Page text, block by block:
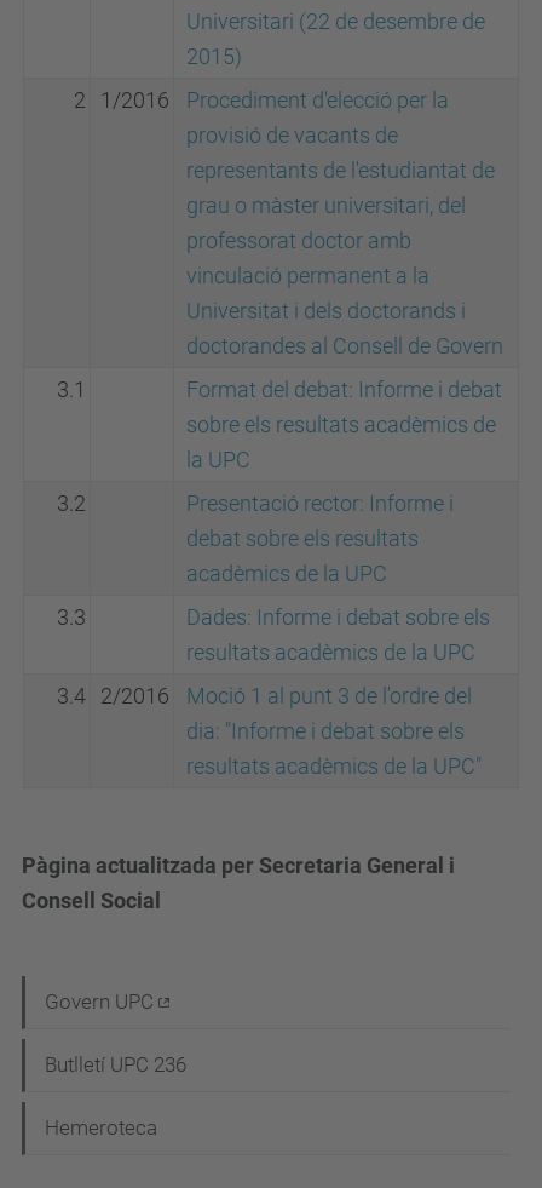
Universitari (22 de desembre de
2015)
2
1/2016
Procediment d'elecció per la
provisió de vacants de
representants de l'estudiantat de
grau o màster universitari, del
professorat doctor amb
vinculació permanent a la
Universitat i dels doctorands i
doctorandes al Consell de Govern
3.1
Format del debat: Informe i debat
sobre els resultats acadèmics de
la UPC
3.2
Presentació rector: Informe i
debat sobre els resultats
acadèmics de la UPC
3.3
Dades: Informe i debat sobre els
resultats acadèmics de la UPC
3.4
2/2016
Moció 1 al punt 3 de l'ordre del
dia: "Informe i debat sobre els
resultats acadèmics de la UPC"
Pàgina actualitzada per Secretaria General i
Consell Social
a
v
g
Govern UPC
Butlletí UPC 236
Hemeroteca